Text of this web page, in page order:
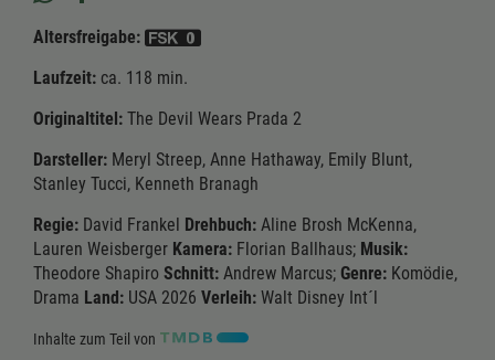
Altersfreigabe:
Laufzeit: ca. 118 min.
Originaltitel: The Devil Wears Prada 2
Darsteller: Meryl Streep, Anne Hathaway, Emily Blunt,
Stanley Tucci, Kenneth Branagh
Regie: David Frankel Drehbuch: Aline Brosh McKenna,
Lauren Weisberger Kamera: Florian Ballhaus; Musik:
Theodore Shapiro Schnitt: Andrew Marcus; Genre: Komödie,
Drama Land: USA 2026 Verleih: Walt Disney Int´l
Inhalte zum Teil von